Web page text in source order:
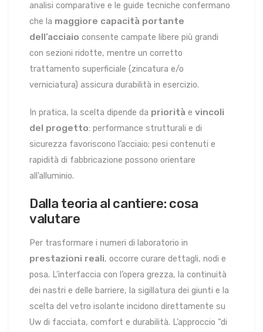
analisi comparative e le guide tecniche confermano
che la maggiore capacità portante
dell’acciaio consente campate libere più grandi
con sezioni ridotte, mentre un corretto
trattamento superficiale (zincatura e/o
verniciatura) assicura durabilità in esercizio.
In pratica, la scelta dipende da priorità e vincoli
del progetto: performance strutturali e di
sicurezza favoriscono l’acciaio; pesi contenuti e
rapidità di fabbricazione possono orientare
all’alluminio.
Dalla teoria al cantiere: cosa
valutare
Per trasformare i numeri di laboratorio in
prestazioni reali, occorre curare dettagli, nodi e
posa. L’interfaccia con l’opera grezza, la continuità
dei nastri e delle barriere, la sigillatura dei giunti e la
scelta del vetro isolante incidono direttamente su
Uw di facciata, comfort e durabilità. L’approccio “di